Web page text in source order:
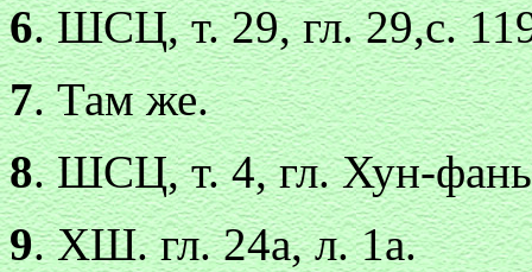
6. ШСЦ, т. 29, гл. 29,с.
7. Там же.
8. ШСЦ, т. 4, гл. Хун-
9. ХШ. гл. 24а, л. 1а.